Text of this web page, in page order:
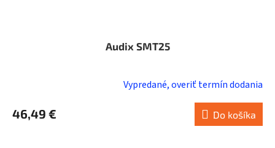
Audix SMT25
produktu
Vypredané, overiť termín dodania
46,49 € Do košíka